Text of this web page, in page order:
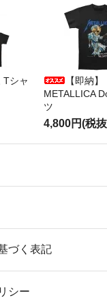
Tシャ
【即納】
METALLICA
ツ
4,800円(税
づく表記
シー